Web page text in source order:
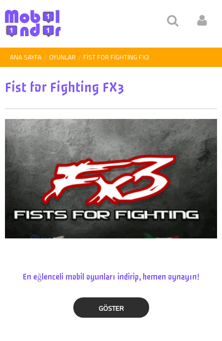
ANA SAYFA OYUNLAR FIST FOR FIGHTING FX3
Fist for Fighting FX3
En eğlenceli mobil oyunları indirip, hemen oynayın!
GÖSTER